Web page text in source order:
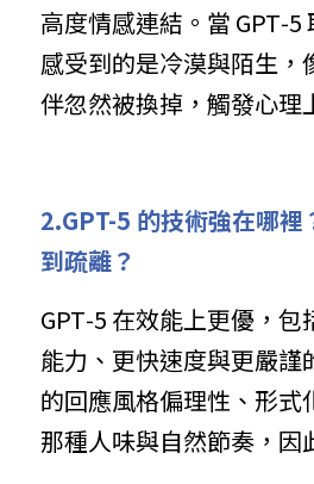
高度情感連結。當 GPT‑5
感受到的是冷漠與陌生，
伴忽然被換掉，觸發心理
2.GPT-5 的技術強在哪裡
到疏離？
GPT‑5 在效能上更優，
能力、更快速度與更嚴謹
的回應風格偏理性、形式
那種人味與自然節奏，因